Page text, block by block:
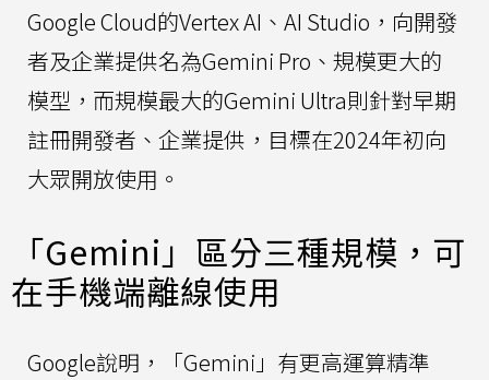
Google Cloud的Vertex AI、AI Studio，向開發
者及企業提供名為Gemini Pro、規模更大的
模型，而規模最大的Gemini Ultra則針對早期
註冊開發者、企業提供，目標在2024年初向
大眾開放使用。
「Gemini」區分三種規模，可
在手機端離線使用
Google說明，「Gemini」有更高運算精準